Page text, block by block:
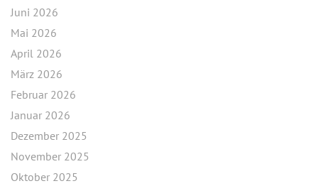
Juni 2026
Mai 2026
April 2026
März 2026
Februar 2026
Januar 2026
Dezember 2025
November 2025
Oktober 2025